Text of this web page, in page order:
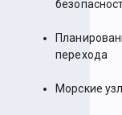
перехода
Морские